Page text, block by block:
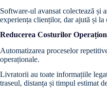
Software-ul avansat colectează și
experiența clienților, dar ajută și
Reducerea Costurilor
Automatizarea proceselor
operaționale.
Livratorii au toate informațiile
traseul, distanța și timpul estimat